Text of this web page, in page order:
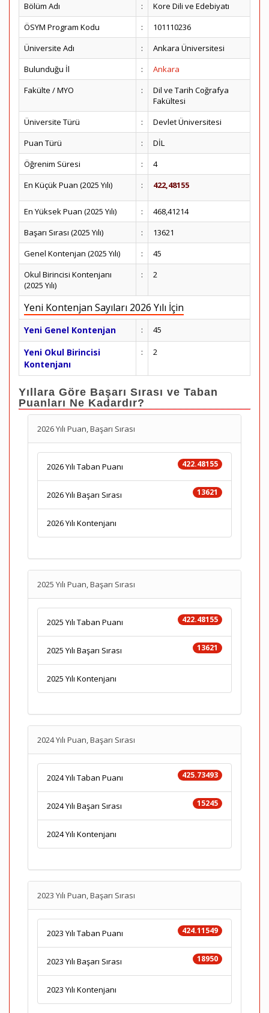
Bölüm Adı :
Kore Dili ve Edebiyatı
ÖSYM Program Kodu
:
101110236
Üniversite Adı
:
Ankara Üniversitesi
Bulunduğu İl
:
Ankara
Fakülte / MYO
:
Dil ve Tarih Coğrafya
Fakültesi
Üniversite Türü
:
Devlet Üniversitesi
Puan Türü
:
DİL
Öğrenim Süresi
:
4
En Küçük Puan (2025 Yılı)
: 422,48155
En Yüksek Puan (2025 Yılı) :
468,41214
Başarı Sırası (2025 Yılı)
:
13621
Genel Kontenjan (2025 Yılı)
:
45
Okul Birincisi Kontenjanı
(2025 Yılı)
: 2
Yeni Kontenjan Sayıları 2026 Yılı İçin
Yeni Genel Kontenjan : 45
Yeni Okul Birincisi
Kontenjanı
: 2
Yıllara Göre Başarı Sırası ve Taban
Puanları Ne Kadardır?
2026 Yılı Puan, Başarı Sırası
422.48155
2026 Yılı Taban Puanı
13621
2026 Yılı Başarı Sırası
2026 Yılı Kontenjanı
2025 Yılı Puan, Başarı Sırası
422.48155
2025 Yılı Taban Puanı
13621
2025 Yılı Başarı Sırası
2025 Yılı Kontenjanı
2024 Yılı Puan, Başarı Sırası
425.73493
2024 Yılı Taban Puanı
15245
2024 Yılı Başarı Sırası
2024 Yılı Kontenjanı
2023 Yılı Puan, Başarı Sırası
424.11549
2023 Yılı Taban Puanı
18950
2023 Yılı Başarı Sırası
2023 Yılı Kontenjanı